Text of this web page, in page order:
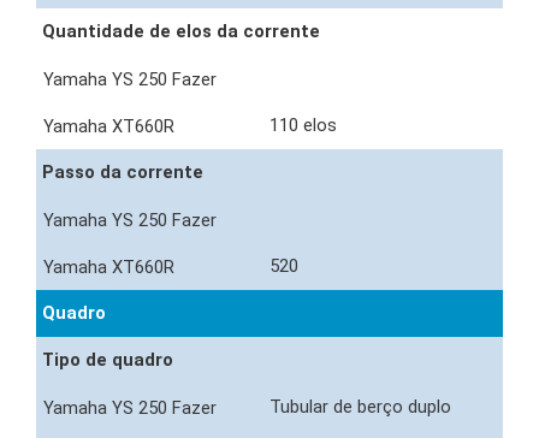
Quantidade de elos da corrente
110 elos
Passo da corrente
520
Quadro
Tipo de quadro
Tubular de berço duplo